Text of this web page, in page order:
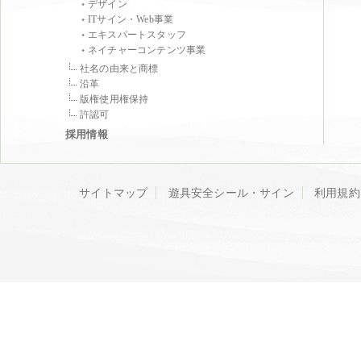
デザイン
ITサイン・Web事業
エキスパートスタッフ
ネイチャーコンテンツ事業
社名の由来と商標
沿革
版権使用権保持
許認可
採用情報
サイトマップ 遊具安全シール・サイン 利用規約